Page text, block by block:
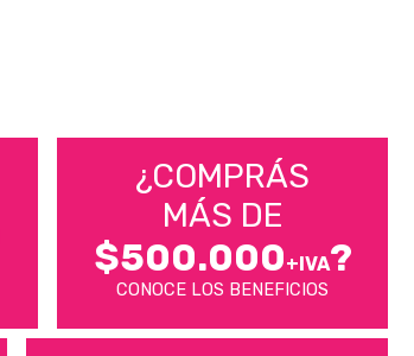
¿COMPRÁS
MÁS DE
$500.000+IVA?
CONOCE LOS BENEFICIOS